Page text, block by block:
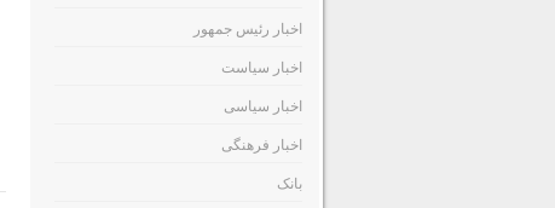
اخبار رئیس جمهور
اخبار سیاست
اخبار سیاسی
اخبار فرهنگی
بانک